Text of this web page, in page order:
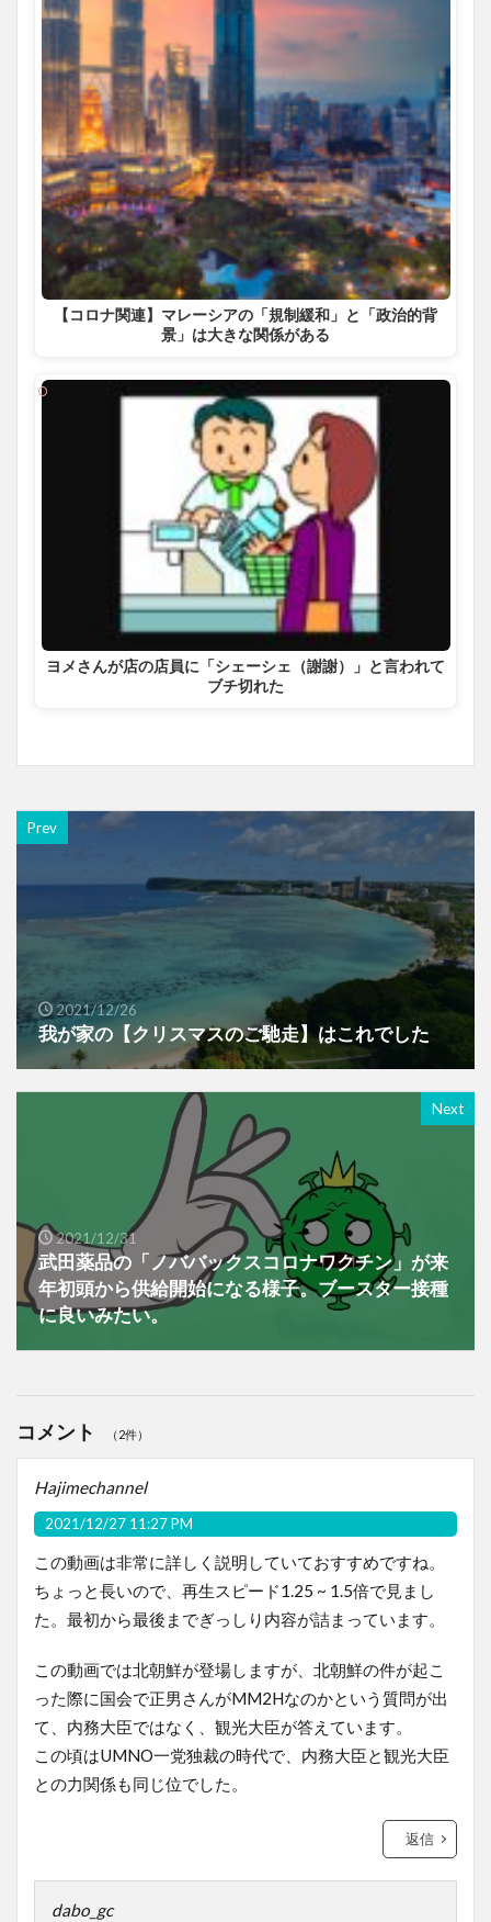
【コロナ関連】マレーシアの「規制緩和」と「政治的背
景」は大きな関係がある
ヨメさんが店の店員に「シェーシェ（謝謝）」と言われて
ブチ切れた
Prev
2021/12/26
我が家の【クリスマスのご馳走】はこれでした
Next
2021/12/31
武田薬品の「ノババックスコロナワクチン」が来
年初頭から供給開始になる様子。ブースター接種
に良いみたい。
コメント （2件）
Hajimechannel
2021/12/27 11:27 PM
この動画は非常に詳しく説明していておすすめですね。
ちょっと長いので、再生スピード1.25 ~ 1.5倍で見まし
た。最初から最後までぎっしり内容が詰まっています。
この動画では北朝鮮が登場しますが、北朝鮮の件が起こ
った際に国会で正男さんがMM2Hなのかという質問が出
て、内務大臣ではなく、観光大臣が答えています。
この頃はUMNO一党独裁の時代で、内務大臣と観光大臣
との力関係も同じ位でした。
返信
dabo_gc